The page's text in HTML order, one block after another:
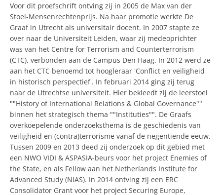
Voor dit proefschrift ontving zij in 2005 de Max van der
Stoel-Mensenrechtenprijs. Na haar promotie werkte De
Graaf in Utrecht als universitair docent. In 2007 stapte ze
over naar de Universiteit Leiden, waar zij medeoprichter
was van het Centre for Terrorism and Counterterrorism
(CTC), verbonden aan de Campus Den Haag. In 2012 werd ze
aan het CTC benoemd tot hoogleraar 'Conflict en veiligheid
in historisch perspectief'. In februari 2014 ging zij terug
naar de Utrechtse universiteit. Hier bekleedt zij de leerstoel
""History of International Relations & Global Governance""
binnen het strategisch thema ""Instituties"". De Graafs
overkoepelende onderzoeksthema is de geschiedenis van
veiligheid en (contra)terrorisme vanaf de negentiende eeuw.
Tussen 2009 en 2013 deed zij onderzoek op dit gebied met
een NWO VIDI & ASPASIA-beurs voor het project Enemies of
the State, en als Fellow aan het Netherlands Institute for
Advanced Study (NIAS). In 2014 ontving zij een ERC
Consolidator Grant voor het project Securing Europe,